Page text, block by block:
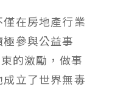
在房地產行業
參與公益事
的激勵，做事
立了世界無毒